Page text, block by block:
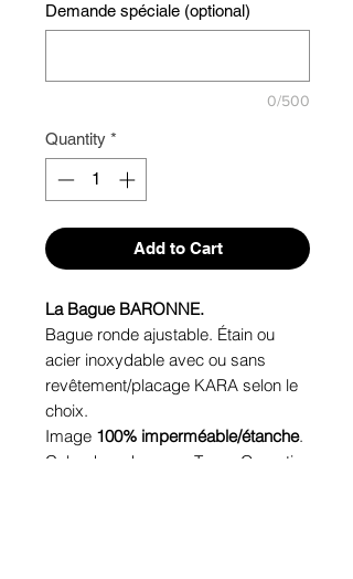
Demande spéciale (optional)
0/500
Quantity *
Add to Cart
La Bague BARONNE.
Bague ronde ajustable. Étain ou
acier inoxydable avec ou sans
revêtement/placage KARA selon le
choix.
Image 100% imperméable/étanche.
Cabochon de verre. Tenue Garantie.